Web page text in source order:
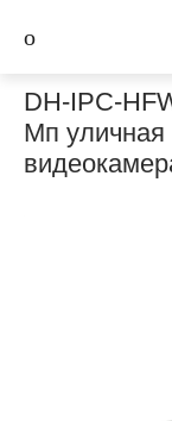
DH-IPC-
Мп уличная